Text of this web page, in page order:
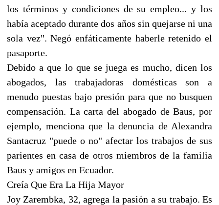
los términos y condiciones de su empleo... y los
había aceptado durante dos años sin quejarse ni una
sola vez". Negó enfáticamente haberle retenido el
pasaporte.
Debido a que lo que se juega es mucho, dicen los
abogados, las trabajadoras domésticas son a
menudo puestas bajo presión para que no busquen
compensación. La carta del abogado de Baus, por
ejemplo, menciona que la denuncia de Alexandra
Santacruz "puede o no" afectar los trabajos de sus
parientes en casa de otros miembros de la familia
Baus y amigos en Ecuador.
Creía Que Era La Hija Mayor
Joy Zarembka, 32, agrega la pasión a su trabajo. Es